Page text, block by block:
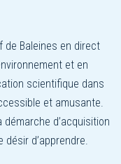
Baleines en direct
et en
scientifique dans
et amusante.
d’acquisition
d’apprendre.